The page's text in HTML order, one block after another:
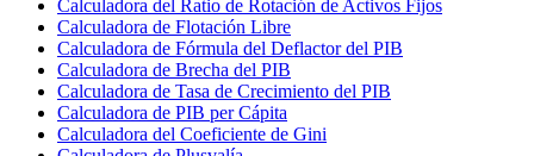
Calculadora del Ratio de Rotación de Activos Fijos
Calculadora de Flotación Libre
Calculadora de Fórmula del Deflactor del PIB
Calculadora de Brecha del PIB
Calculadora de Tasa de Crecimiento del PIB
Calculadora de PIB per Cápita
Calculadora del Coeficiente de Gini